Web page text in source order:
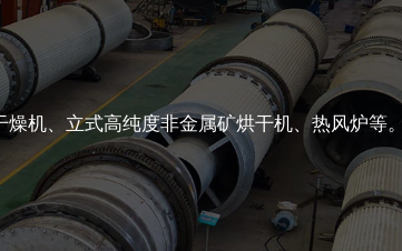
机、立式高纯度非金属矿烘干机、热风炉等。